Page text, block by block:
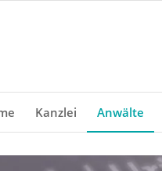
Kanzlei Anwälte